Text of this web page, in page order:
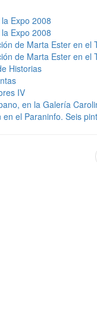
Expo 2008
Expo 2008
de Marta Ester en el
de Marta Ester en el
Historias
IV
en la Galería
el Paraninfo. Seis